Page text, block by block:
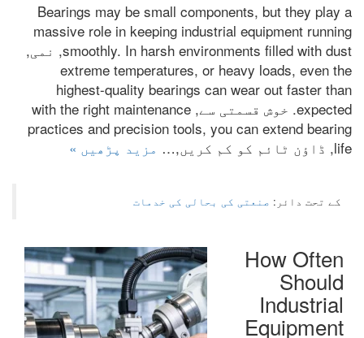
Bearings may be small components,but they play a
massive role in keeping industrial equipment running
smoothly. In harsh environments filled with dust
, نمی,
extreme temperatures, or heavy loads,even the
highest-quality bearings can wear out faster than
expected. خوش قسمتی سے,with the right maintenance
practices and precision tools,you can extend bearing
life, ڈاؤن ٹائم کو کم کریں,…مزید پڑھیں »
کے تحت دائر:صنعتی کی بحالی کی خدمات
How Often
Should
Industrial
Equipment